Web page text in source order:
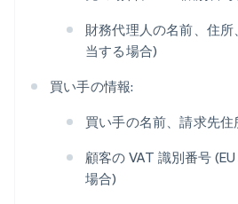
財務代理人の名前、住
当する場合)
買い手の情報:
買い手の名前、請求先
顧客の VAT 識別番号
場合)